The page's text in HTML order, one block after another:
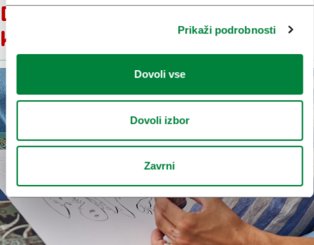
Prikaži podrobnosti
Dovoli vse
Dovoli izbor
Zavrni
Doživite Ljubljano z njenimi
kreativci